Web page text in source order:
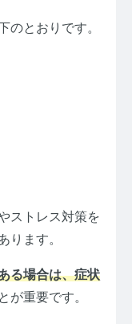
のとおりです。
ストレス対策を
ります。
る場合は、症状
が重要です。